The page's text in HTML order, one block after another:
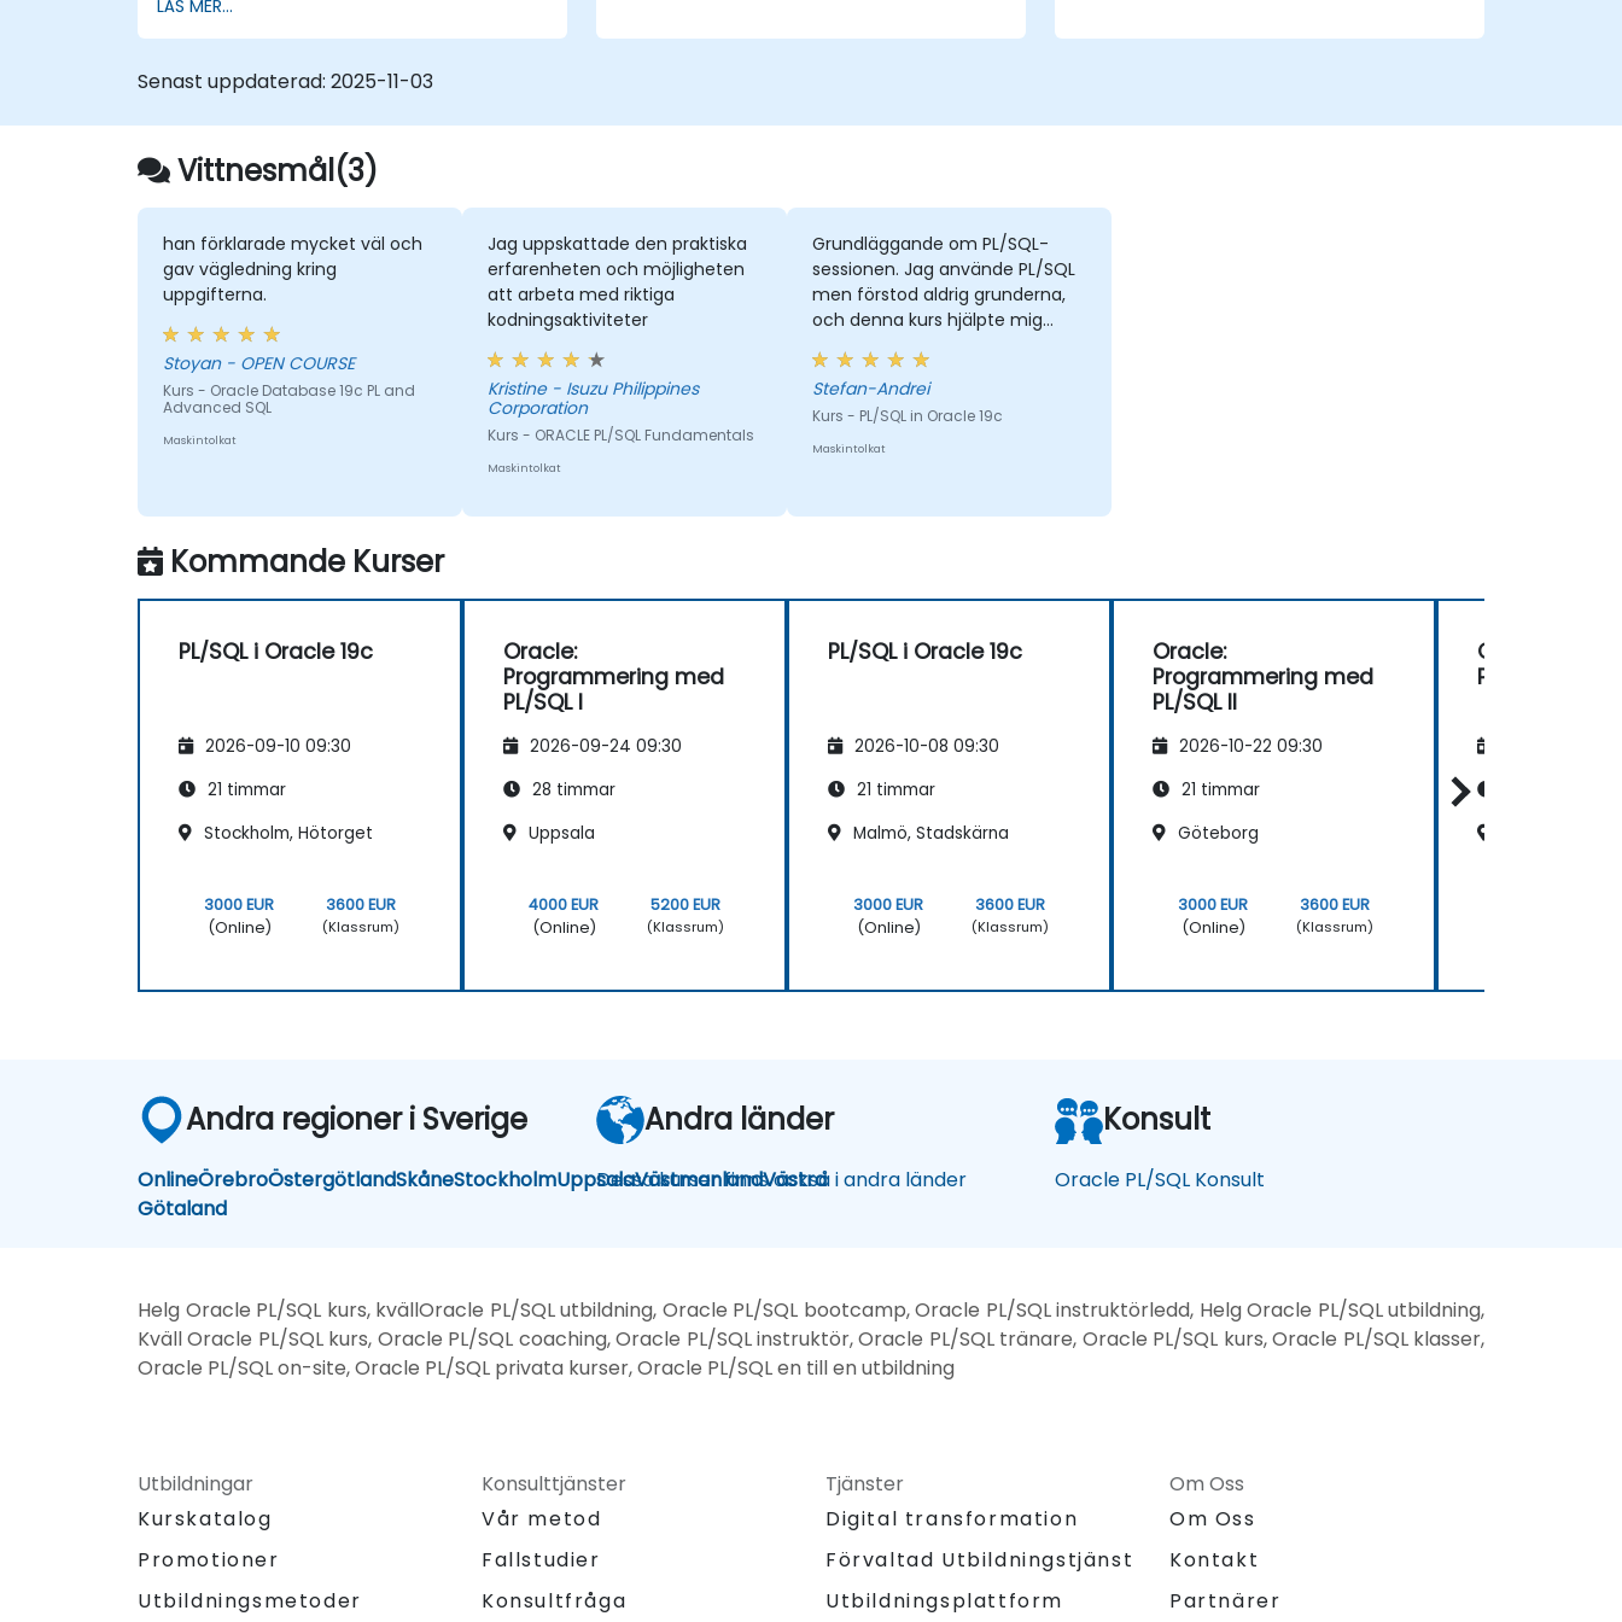
LÄS MER...
återanvändning och underhållbarhet.
Senast uppdaterad: 2025-11-03
Vittnesmål(3)
han förklarade mycket väl och
gav vägledning kring
uppgifterna.
Stoyan - OPEN COURSE
Kurs - Oracle Database 19c PL and
Advanced SQL
Maskintolkat
Jag uppskattade den praktiska
erfarenheten och möjligheten
att arbeta med riktiga
kodningsaktiviteter
Kristine - Isuzu Philippines
Corporation
Kurs - ORACLE PL/SQL Fundamentals
Maskintolkat
Grundläggande om PL/SQL-
sessionen. Jag använde PL/SQL
men förstod aldrig grunderna,
och denna kurs hjälpte mig
mycket att förstå PL/SQL-
frågor.
Stefan-Andrei
Kurs - PL/SQL in Oracle 19c
Maskintolkat
Kommande Kurser
PL/SQL i Oracle 19c
2026-09-10 09:30
21 timmar
Stockholm, Hötorget
3000 EUR
(Online)
3600 EUR
(Klassrum)
Oracle:
Programmering med
PL/SQL I
2026-09-24 09:30
28 timmar
Uppsala
4000 EUR
(Online)
5200 EUR
(Klassrum)
PL/SQL i Oracle 19c
2026-10-08 09:30
21 timmar
Malmö, Stadskärna
3000 EUR
(Online)
3600 EUR
(Klassrum)
Oracle:
Programmering med
PL/SQL II
2026-10-22 09:30
21 timmar
Göteborg
3000 EUR
(Online)
3600 EUR
(Klassrum)
Oracle
PL och
Andra regioner i Sverige
OnlineÖrebroÖstergötlandSkåneStockholmUppsalaVästmanlandVästra
Götaland
Andra länder
Dessa kurser finns också i andra länder
Konsult
Oracle PL/SQL Konsult
Helg Oracle PL/SQL kurs, kvällOracle PL/SQL utbildning, Oracle PL/SQL bootcamp, Oracle PL/SQL instruktörledd, Helg Oracle PL/SQL utbildning,
Kväll Oracle PL/SQL kurs, Oracle PL/SQL coaching, Oracle PL/SQL instruktör, Oracle PL/SQL tränare, Oracle PL/SQL kurs, Oracle PL/SQL klasser,
Oracle PL/SQL on-site, Oracle PL/SQL privata kurser, Oracle PL/SQL en till en utbildning
Utbildningar
Kurskatalog
Promotioner
Utbildningsmetoder
Konsulttjänster
Vår metod
Fallstudier
Konsultfråga
Tjänster
Digital transformation
Förvaltad Utbildningstjänst
Utbildningsplattform
Om Oss
Om Oss
Kontakt
Partnärer